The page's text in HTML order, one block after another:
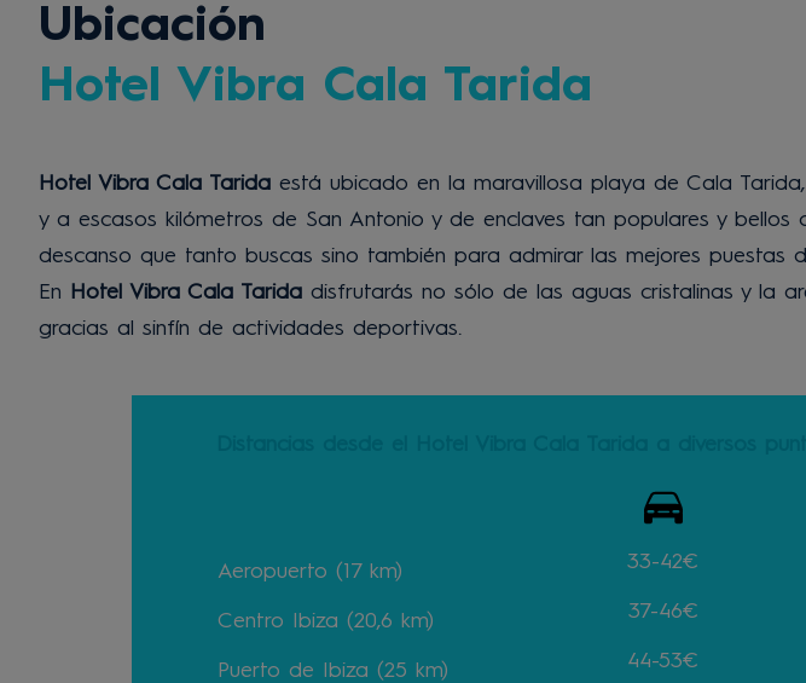
Ubicación
Hotel Vibra Cala Tarida
Hotel Vibra Cala Tarida está ubicado en la maravillosa playa de Cala
y a escasos kilómetros de San Antonio y de enclaves tan populares y
descanso que tanto buscas sino también para admirar las mejores puestas
En
Hotel Vibra Cala Tarida disfrutarás no sólo de las aguas cristalinas y la
gracias al sinfín de actividades deportivas.
Aeropuerto (17 km) 33-42€
Centro Ibiza (20,6 km) 37-46€
Puerto de Ibiza (25 km) 44-53€